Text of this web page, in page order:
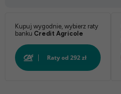
Kupuj wygodnie, wybierz raty
banku Credit Agricole